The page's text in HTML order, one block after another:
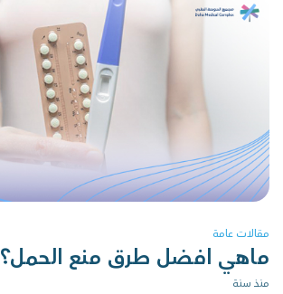
مقالات عامة
ماهي افضل طرق منع الحمل؟
منذ سنة